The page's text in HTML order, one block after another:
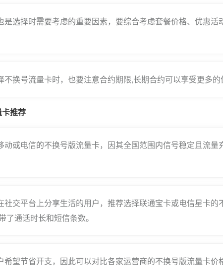
是选择时需要考虑的重要因素，要综合考虑套餐价格、优惠活
换号流量卡时，也要注意合约期限,长期合约可以享受更多的
推荐
动或电信的不换号版流量卡，因其全国范围内信号稳定且流量
社交平台上分享生活的用户，推荐选择联通宝卡或电信星卡的
了通话时长和短信条数。
希望节省开支，因此可以对比各家运营商的不换号版流量卡价